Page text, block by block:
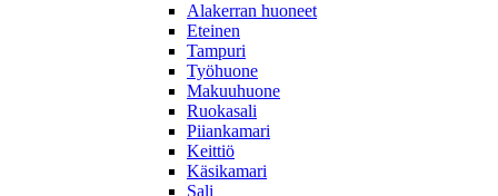
Alakerran huoneet
Eteinen
Tampuri
Työhuone
Makuuhuone
Ruokasali
Piiankamari
Keittiö
Käsikamari
Sali